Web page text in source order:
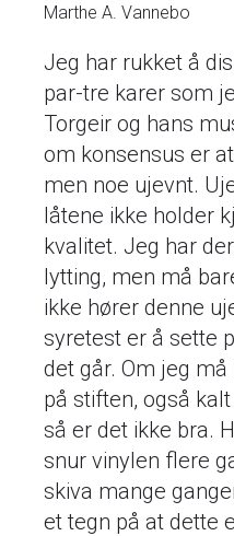
Marthe A. Vannebo
Jeg har rukket å
par-tre karer som
Torgeir og hans
om konsensus er
men noe ujevnt.
låtene ikke holder
kvalitet. Jeg har
lytting, men må
ikke hører denne
syretest er å sette
det går. Om jeg
på stiften, også
så er det ikke bra.
snur vinylen flere
skiva mange
et tegn på at dette